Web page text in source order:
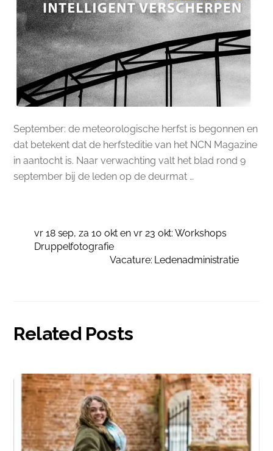
September: de meteorologische herfst is begonnen en
dat betekent dat de herfsteditie van het NCN Magazine
in aantocht is. Naar verwachting valt het blad rond 9
september bij de leden op de deurmat …
vr 18 sep, za 10 okt en vr 23 okt: Workshops
Druppelfotografie
Vacature: Ledenadministratie
Related Posts